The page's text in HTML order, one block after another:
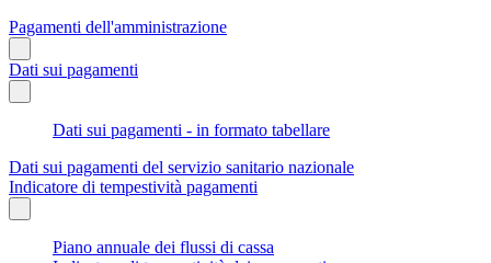
Pagamenti dell'amministrazione
Dati sui pagamenti
Dati sui pagamenti - in formato tabellare
Dati sui pagamenti del servizio sanitario nazionale
Indicatore di tempestività pagamenti
Piano annuale dei flussi di cassa